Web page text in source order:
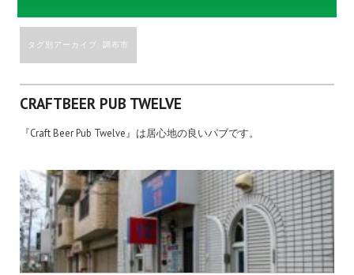
タグ別アーカイブ: 調布市
CRAFTBEER PUB TWELVE
『Craft Beer Pub Twelve』は居心地の良いパブです。